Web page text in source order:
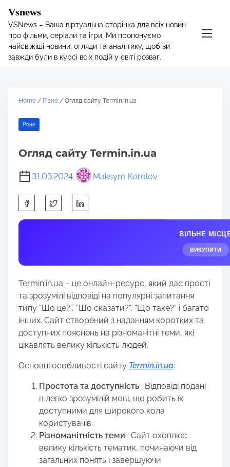
Vsnews
VSNews – Ваша віртуальна сторінка для всіх новин
про фільми, серіали та ігри. Ми пропонуємо
найсвіжіші новини, огляди та аналітику, щоб ви
завжди були в курсі всіх подій у світі розваг.
Home / Різне / Огляд сайту Termin.in.ua
Різне
Огляд сайту Termin.in.ua
31.03.2024 Maksym Korolov
h
a
t
s
p
o
s
t
o
ВІЛЬНЕ
ВИКУПИТИ
Termin.in.ua – це онлайн-ресурс, який дає прості
та зрозумілі відповіді на популярні запитання
типу “Що це?”, “Що сказати?”, “Що таке?” і багато
інших. Сайт створений з наданням коротких та
доступних пояснень на різноманітні теми, які
цікавлять велику кількість людей.
Основні особливості сайту Termin.in.ua:
Простота та доступність : Відповіді подані
в легко зрозумілій мові, що робить їх
доступними для широкого кола
користувачів.
Різноманітність теми : Сайт охоплює
велику кількість тематик, починаючи від
загальних понять і завершуючи